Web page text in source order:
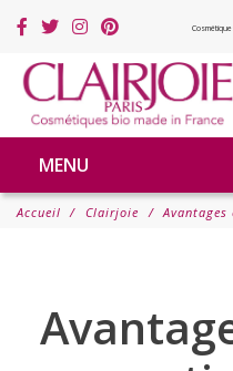
MENU
Accueil Clairjoie